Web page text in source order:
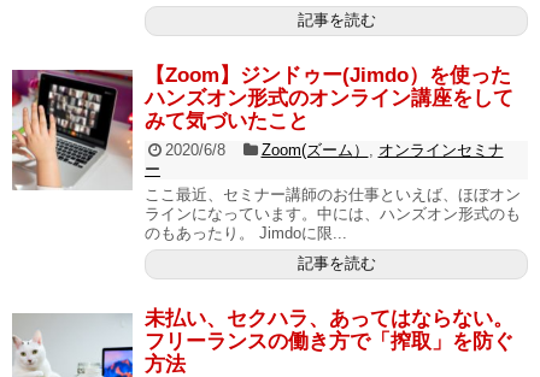
記事を読む
【Zoom】ジンドゥー(Jimdo）を使った
ハンズオン形式のオンライン講座をして
みて気づいたこと
2020/6/8 Zoom(ズーム） , オンラインセミナ
ー
ここ最近、セミナー講師のお仕事といえば、ほぼオン
ラインになっています。中には、ハンズオン形式のも
のもあったり。 Jimdoに限...
記事を読む
未払い、セクハラ、あってはならない。
フリーランスの働き方で「搾取」を防ぐ
方法